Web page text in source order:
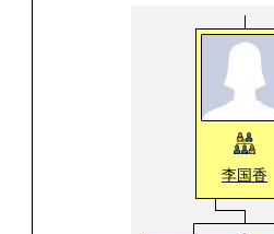
李国香